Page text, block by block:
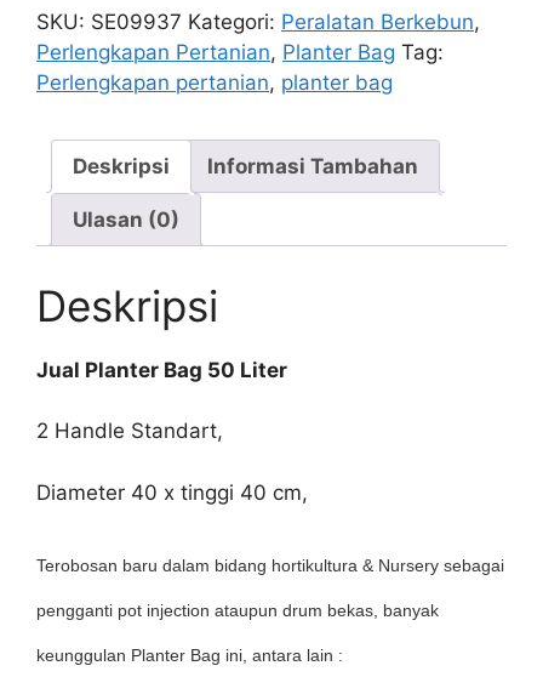
50
Liter
SKU: SE09937 Kategori: Peralatan Berkebun,
Perlengkapan Pertanian, Planter Bag Tag:
Perlengkapan pertanian, planter bag
Deskripsi Informasi Tambahan
Ulasan (0)
Deskripsi
Jual Planter Bag 50 Liter
2 Handle Standart,
Diameter 40 x tinggi 40 cm,
Terobosan baru dalam bidang hortikultura & Nursery sebagai
pengganti pot injection ataupun drum bekas, banyak
keunggulan Planter Bag ini, antara lain :